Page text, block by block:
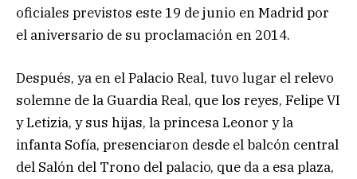
oficiales previstos este 19 de junio en Madrid por
el aniversario de su proclamación en 2014.
Después, ya en el Palacio Real, tuvo lugar el relevo
solemne de la Guardia Real, que los reyes, Felipe VI
y Letizia, y sus hijas, la princesa Leonor y la
infanta Sofía, presenciaron desde el balcón central
del Salón del Trono del palacio, que da a esa plaza,